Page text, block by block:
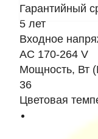
Гарантийный
5 лет
Входное
AC 170-264 V
Мощность, Вт
36
Цветовая